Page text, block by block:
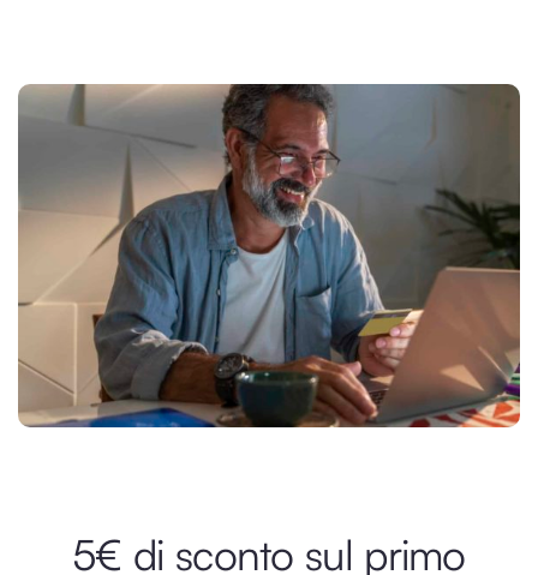
5€ di sconto sul primo